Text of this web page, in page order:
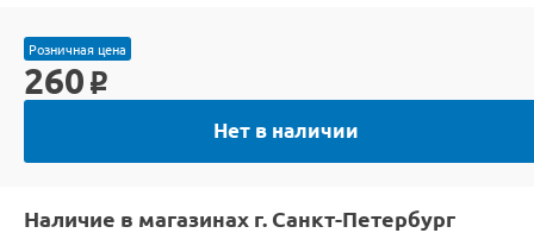
Розничная цена
260 o
Нет в наличии
Наличие в магазинах г. Санкт-Петербург